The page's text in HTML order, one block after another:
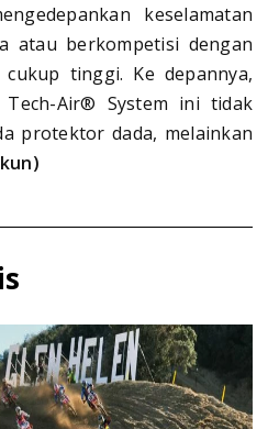
keselamatan
atau berkompetisi dengan
tinggi. Ke depannya,
Air® System ini tidak
protektor dada, melainkan